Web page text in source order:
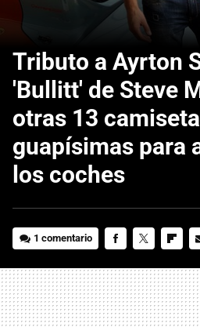
Tributo a Ayrton
'Bullitt' de Steve
otras 13
guapísimas para
los coches
1 comentario